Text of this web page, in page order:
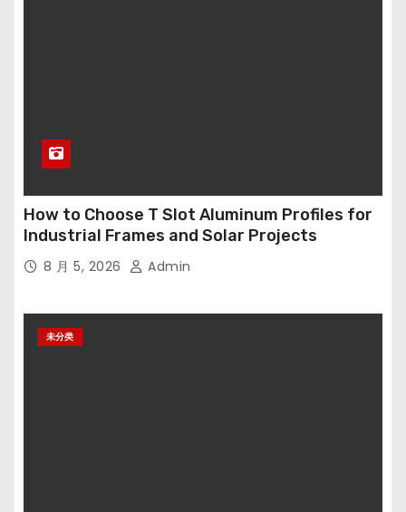
How to Choose T Slot Aluminum Profiles for
Industrial Frames and Solar Projects
8 月 5, 2026 Admin
未分类